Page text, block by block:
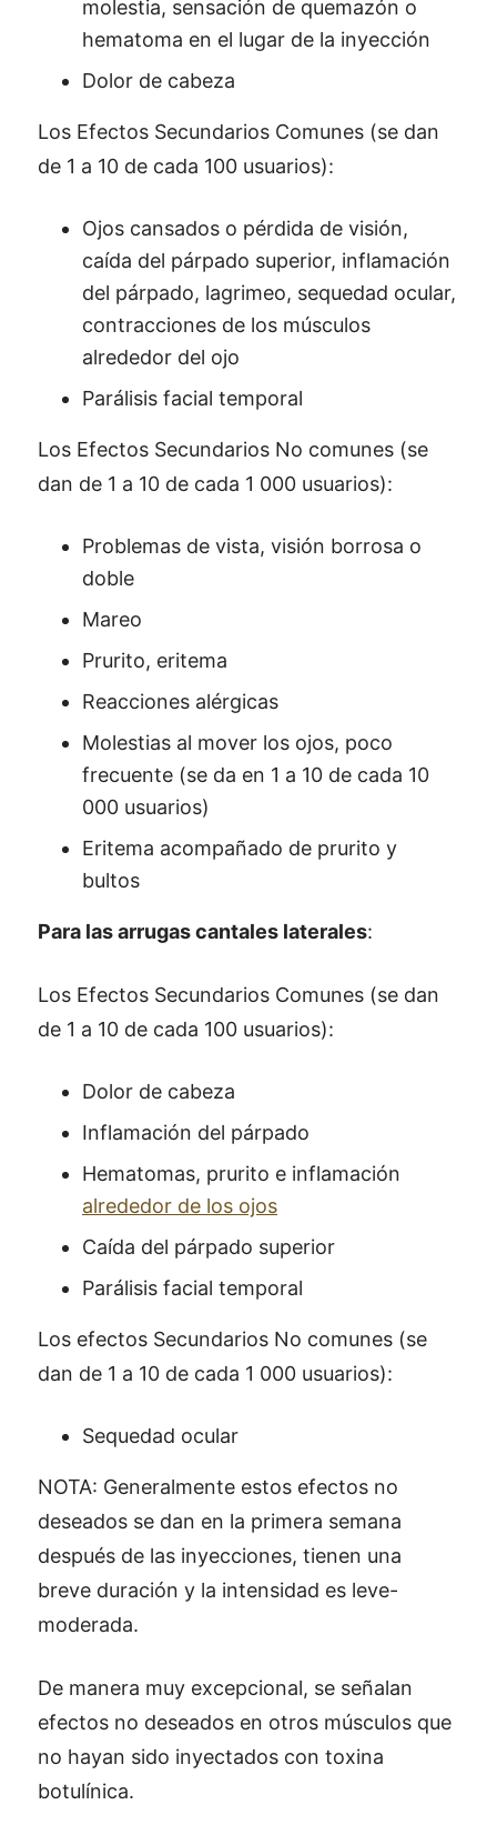
molestia, sensación de quemazón o
hematoma en el lugar de la inyección
Dolor de cabeza
Los Efectos Secundarios Comunes (se dan
de 1 a 10 de cada 100 usuarios):
Ojos cansados o pérdida de visión,
caída del párpado superior, inflamación
del párpado, lagrimeo, sequedad ocular,
contracciones de los músculos
alrededor del ojo
Parálisis facial temporal
Los Efectos Secundarios No comunes (se
dan de 1 a 10 de cada 1 000 usuarios):
Problemas de vista, visión borrosa o
doble
Mareo
Prurito, eritema
Reacciones alérgicas
Molestias al mover los ojos, poco
frecuente (se da en 1 a 10 de cada 10
000 usuarios)
Eritema acompañado de prurito y
bultos
Para las arrugas cantales laterales:
Los Efectos Secundarios Comunes (se dan
de 1 a 10 de cada 100 usuarios):
Dolor de cabeza
Inflamación del párpado
Hematomas, prurito e inflamación
alrededor de los ojos
Caída del párpado superior
Parálisis facial temporal
Los efectos Secundarios No comunes (se
dan de 1 a 10 de cada 1 000 usuarios):
Sequedad ocular
NOTA: Generalmente estos efectos no
deseados se dan en la primera semana
después de las inyecciones, tienen una
breve duración y la intensidad es leve-
moderada.
De manera muy excepcional, se señalan
efectos no deseados en otros músculos que
no hayan sido inyectados con toxina
botulínica.